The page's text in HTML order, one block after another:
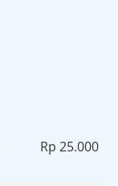
Rp 25.000